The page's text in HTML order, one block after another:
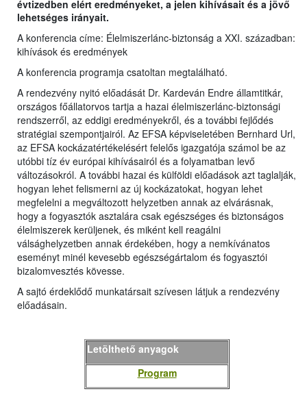
évtizedben elért eredményeket, a jelen kihívásait és a jövő
lehetséges irányait.
A konferencia címe: Élelmiszerlánc-biztonság a XXI. században:
kihívások és eredmények
A konferencia programja csatoltan megtalálható.
A rendezvény nyitó előadását Dr. Kardeván Endre államtitkár,
országos főállatorvos tartja a hazai élelmiszerlánc-biztonsági
rendszerről, az eddigi eredményekről, és a további fejlődés
stratégiai szempontjairól. Az EFSA képviseletében Bernhard Url,
az EFSA kockázatértékelésért felelős igazgatója számol be az
utóbbi tíz év európai kihívásairól és a folyamatban levő
változásokról. A további hazai és külföldi előadások azt taglalják,
hogyan lehet felismerni az új kockázatokat, hogyan lehet
megfelelni a megváltozott helyzetben annak az elvárásnak,
hogy a fogyasztók asztalára csak egészséges és biztonságos
élelmiszerek kerüljenek, és miként kell reagálni
válsághelyzetben annak érdekében, hogy a nemkívánatos
eseményt minél kevesebb egészségártalom és fogyasztói
bizalomvesztés kövesse.
A sajtó érdeklődő munkatársait szívesen látjuk a rendezvény
előadásain.
Letölthető anyagok
Program